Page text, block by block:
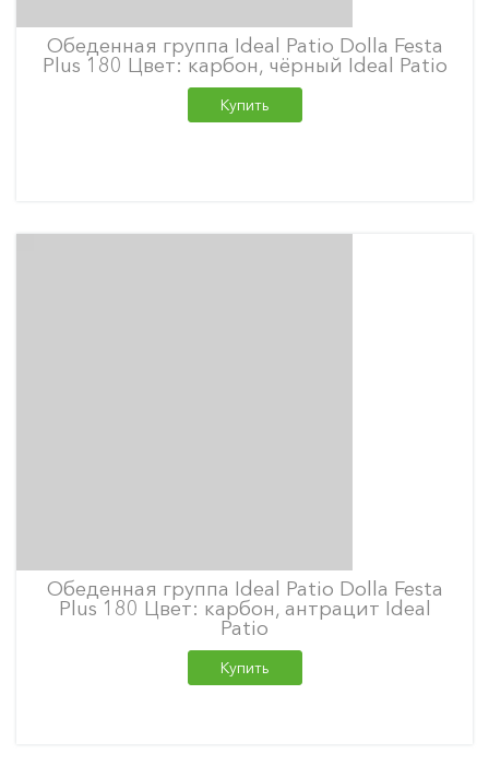
Обеденная группа Ideal Patio Dolla Festa
Plus 180 Цвет: карбон, чёрный Ideal Patio
Купить
Обеденная группа Ideal Patio Dolla Festa
Plus 180 Цвет: карбон, антрацит Ideal
Patio
Купить